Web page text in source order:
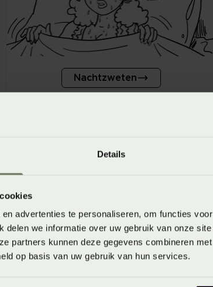
Details
advertenties te personaliseren, om functies
delen we informatie over uw gebruik van onze
partners kunnen deze gegevens combineren
op basis van uw gebruik van hun services.
Nachtzweten
omstreken!